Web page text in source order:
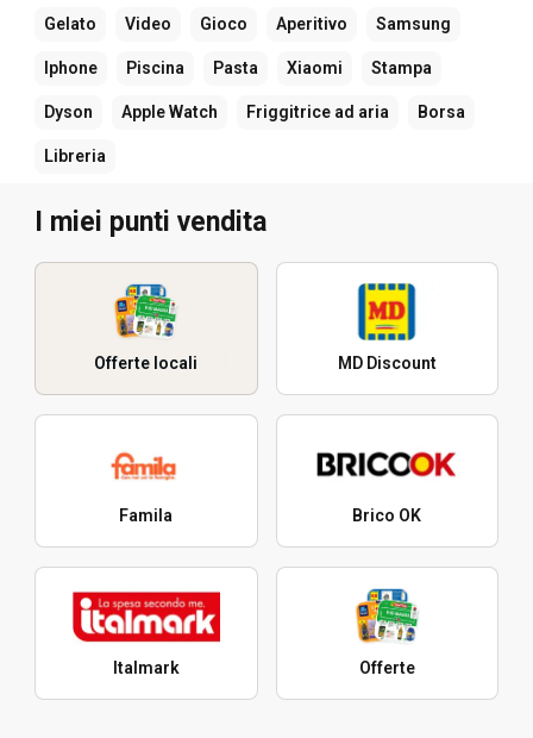
Gelato Video Gioco Aperitivo Samsung
Iphone Piscina Pasta Xiaomi Stampa
Dyson Apple Watch Friggitrice ad aria Borsa
Libreria
I miei punti vendita
Offerte locali MD Discount
Famila Brico OK
Italmark Offerte